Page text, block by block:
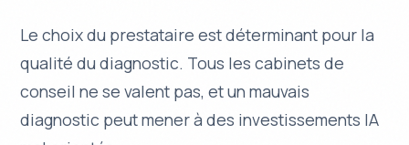
Le choix du prestataire est déterminant pour la
qualité du diagnostic. Tous les cabinets de
conseil ne se valent pas, et un mauvais
diagnostic peut mener à des investissements IA